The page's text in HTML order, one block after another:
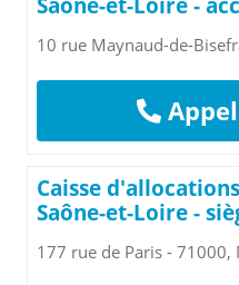
10 rue Maynaud-de-
Caisse
Saône-et-Loire -
177 rue de Paris - 71000,